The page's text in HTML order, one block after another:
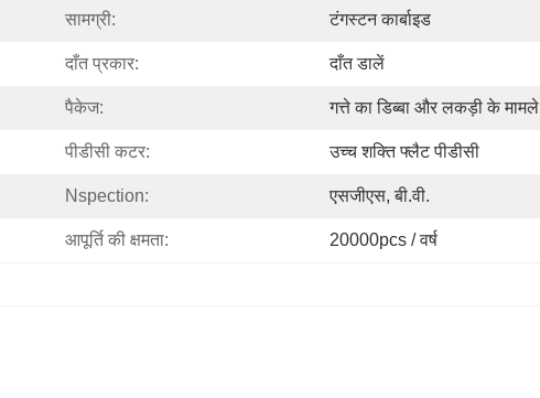
सामग्री: टंगस्टन कार्बाइड
दाँत प्रकार: दाँत डालें
पैकेज: गत्ते का डिब्बा और लकड़ी के मामले
पीडीसी कटर: उच्च शक्ति फ्लैट पीडीसी
Nspection: एसजीएस, बी.वी.
आपूर्ति की क्षमता: 20000pcs / वर्ष